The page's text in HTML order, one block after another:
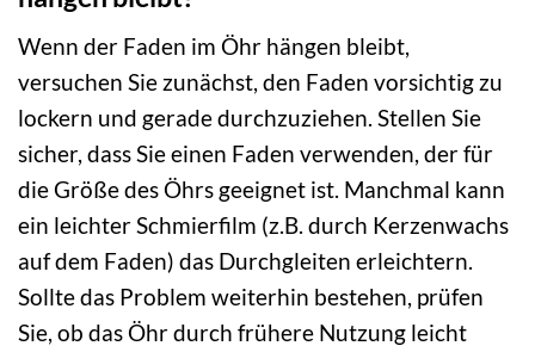
Wenn der Faden im Öhr hängen bleibt,
versuchen Sie zunächst, den Faden vorsichtig zu
lockern und gerade durchzuziehen. Stellen Sie
sicher, dass Sie einen Faden verwenden, der für
die Größe des Öhrs geeignet ist. Manchmal kann
ein leichter Schmierfilm (z.B. durch Kerzenwachs
auf dem Faden) das Durchgleiten erleichtern.
Sollte das Problem weiterhin bestehen, prüfen
Sie, ob das Öhr durch frühere Nutzung leicht